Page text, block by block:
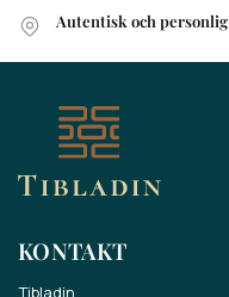
Autentisk och personlig
KONTAKT
Tibladin